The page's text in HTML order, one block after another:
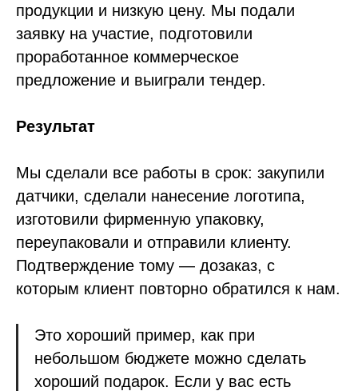
продукции и низкую цену. Мы подали
заявку на участие, подготовили
проработанное коммерческое
предложение и выиграли тендер.
Результат
Мы сделали все работы в срок: закупили
датчики, сделали нанесение логотипа,
изготовили фирменную упаковку,
переупаковали и отправили клиенту.
Подтверждение тому — дозаказ, с
которым клиент повторно обратился к нам.
Это хороший пример, как при
небольшом бюджете можно сделать
хороший подарок. Если у вас есть